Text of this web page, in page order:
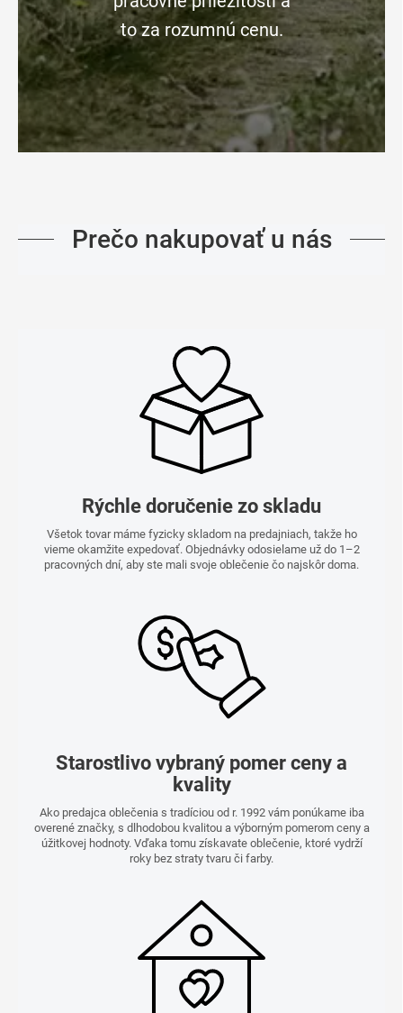
to za rozumnú cenu.
Prečo nakupovať u nás
Rýchle doručenie zo skladu
Všetok tovar máme fyzicky skladom na predajniach, takže ho
vieme okamžite expedovať. Objednávky odosielame už do 1–2
pracovných dní, aby ste mali svoje oblečenie čo najskôr doma.
Starostlivo vybraný pomer ceny a
kvality
Ako predajca oblečenia s tradíciou od r. 1992 vám ponúkame iba
overené značky, s dlhodobou kvalitou a výborným pomerom ceny a
úžitkovej hodnoty. Vďaka tomu získavate oblečenie, ktoré vydrží
roky bez straty tvaru či farby.